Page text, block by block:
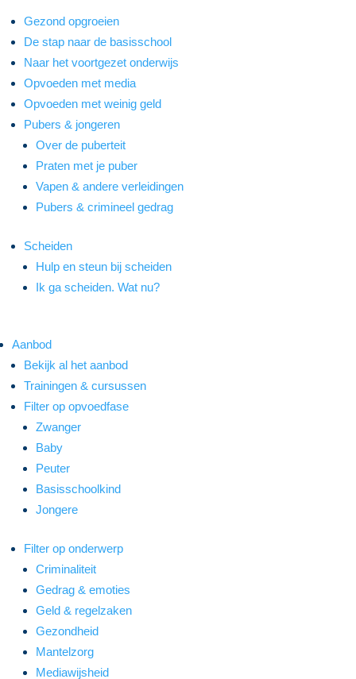
Gezond opgroeien
De stap naar de basisschool
Naar het voortgezet onderwijs
Opvoeden met media
Opvoeden met weinig geld
Pubers & jongeren
Over de puberteit
Praten met je puber
Vapen & andere verleidingen
Pubers & crimineel gedrag
Scheiden
Hulp en steun bij scheiden
Ik ga scheiden. Wat nu?
Aanbod
Bekijk al het aanbod
Trainingen & cursussen
Filter op opvoedfase
Zwanger
Baby
Peuter
Basisschoolkind
Jongere
Filter op onderwerp
Criminaliteit
Gedrag & emoties
Geld & regelzaken
Gezondheid
Mantelzorg
Mediawijsheid